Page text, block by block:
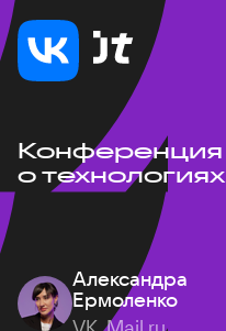
Конференция
о технологиях
Александра
Ермоленко